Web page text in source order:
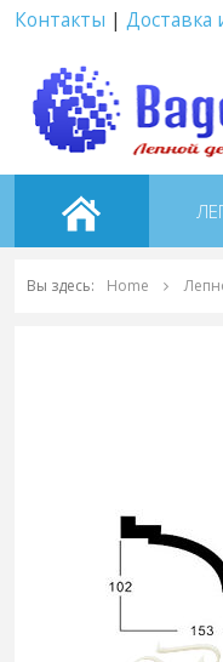
Контакты | Доставка
Вы здесь: Home